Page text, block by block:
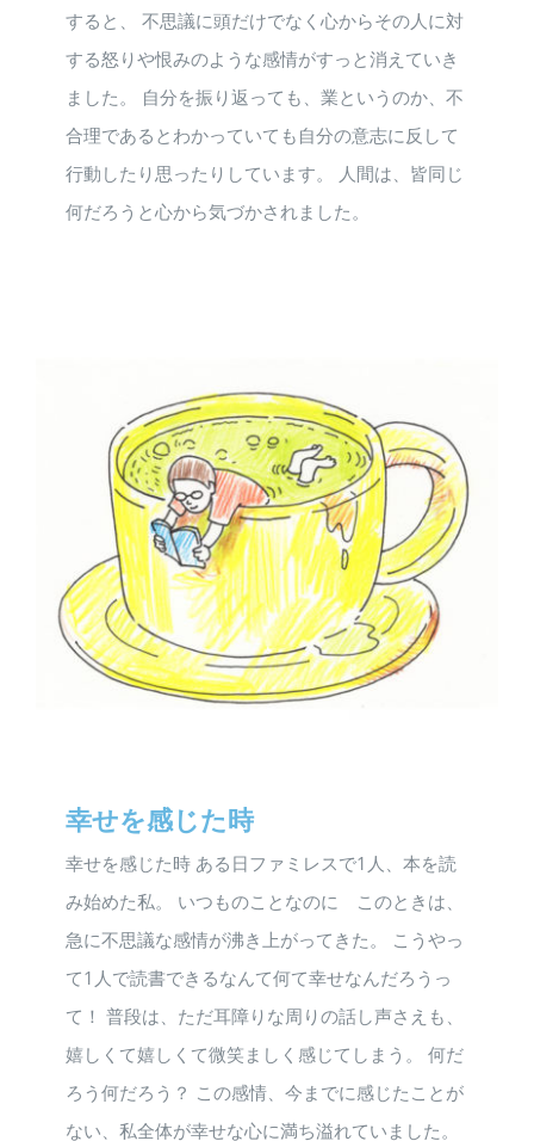
すると、 不思議に頭だけでなく心からその人に対
する怒りや恨みのような感情がすっと消えていき
ました。 自分を振り返っても、業というのか、不
合理であるとわかっていても自分の意志に反して
行動したり思ったりしています。 人間は、皆同じ
何だろうと心から気づかされました。
幸せを感じた時
幸せを感じた時 ある日ファミレスで1人、本を読
み始めた私。 いつものことなのに このときは、
急に不思議な感情が沸き上がってきた。 こうやっ
て1人で読書できるなんて何て幸せなんだろうっ
て！ 普段は、ただ耳障りな周りの話し声さえも、
嬉しくて嬉しくて微笑ましく感じてしまう。 何だ
ろう何だろう？ この感情、今までに感じたことが
ない、私全体が幸せな心に満ち溢れていました。